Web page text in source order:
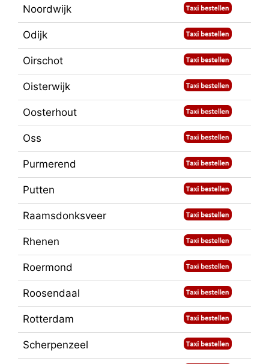
Noordwijk
Odijk
Oirschot
Oisterwijk
Oosterhout
Oss
Purmerend
Putten
Raamsdonksveer
Rhenen
Roermond
Roosendaal
Rotterdam
Scherpenzeel